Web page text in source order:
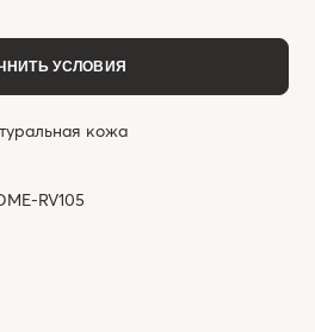
УСЛОВИЯ
кожа
RV105